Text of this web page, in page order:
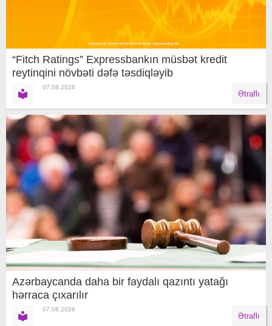
“Fitch Ratings” Expressbankın müsbət kredit
reytinqini növbəti dəfə təsdiqləyib
07.08.2026
Ətraflı
Azərbaycanda daha bir faydalı qazıntı yatağı
hərraca çıxarılır
07.08.2026
Ətraflı